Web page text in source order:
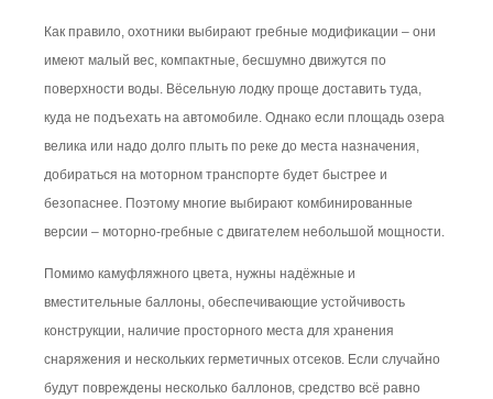
Как правило, охотники выбирают гребные модификации – они
имеют малый вес, компактные, бесшумно движутся по
поверхности воды. Вёсельную лодку проще доставить туда,
куда не подъехать на автомобиле. Однако если площадь озера
велика или надо долго плыть по реке до места назначения,
добираться на моторном транспорте будет быстрее и
безопаснее. Поэтому многие выбирают комбинированные
версии – моторно-гребные с двигателем небольшой мощности.
Помимо камуфляжного цвета, нужны надёжные и
вместительные баллоны, обеспечивающие устойчивость
конструкции, наличие просторного места для хранения
снаряжения и нескольких герметичных отсеков. Если случайно
будут повреждены несколько баллонов, средство всё равно